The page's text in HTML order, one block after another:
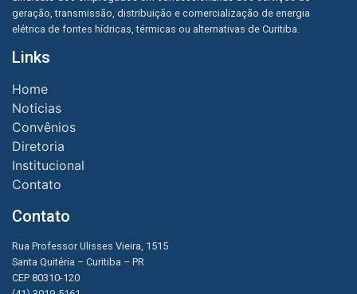
geração, transmissão, distribuição e comercialização de energia
elétrica de fontes hídricas, térmicas ou alternativas de Curitiba.
Links
Home
Noticias
Convênios
Diretoria
Institucional
Contato
Contato
Rua Professor Ulisses Vieira, 1515
Santa Quitéria – Curitiba – PR
CEP 80310-120